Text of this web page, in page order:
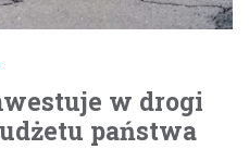
w drogi
państwa